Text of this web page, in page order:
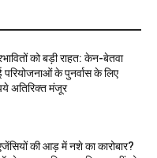
को बड़ी राहत: केन-बेतवा
के पुनर्वास के लिए
अतिरिक्त मंजूर
की आड़ में नशे का कारोबार?